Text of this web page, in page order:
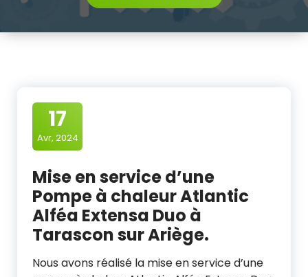
17
Avr, 2024
Mise en service d’une
Pompe à chaleur Atlantic
Alféa Extensa Duo à
Tarascon sur Ariège.
Nous avons réalisé la mise en service d’une